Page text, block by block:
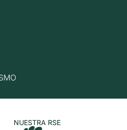
NUESTRA RSE